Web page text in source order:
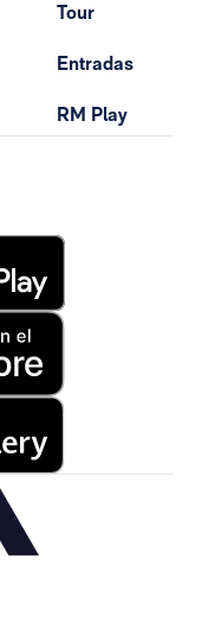
Tour
Entradas
RM Play